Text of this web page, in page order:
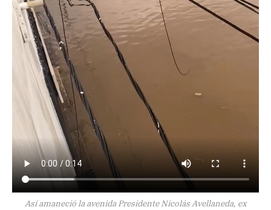
Así amaneció la avenida Presidente Nicolás Avellaneda, ex